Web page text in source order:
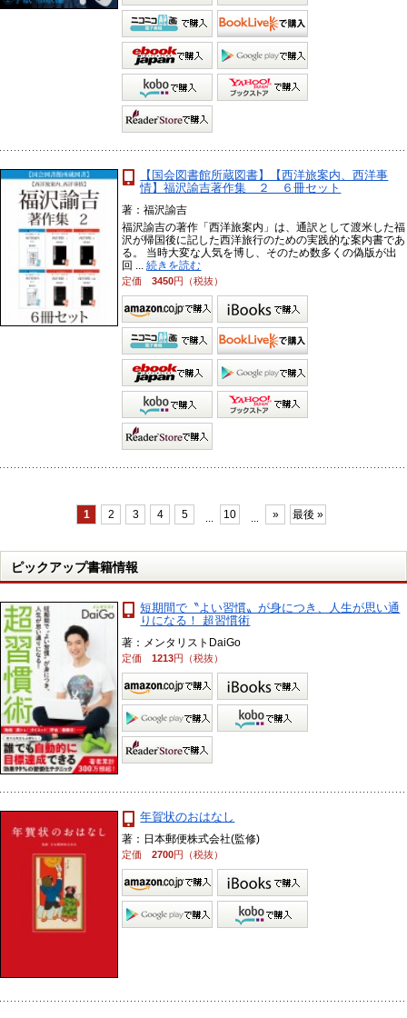
【国会図書館所蔵図書】【西洋旅案内、西洋事
情】福沢諭吉著作集 ２ ６冊セット
著：福沢諭吉
福沢諭吉の著作「西洋旅案内」は、通訳として渡米した福
沢が帰国後に記した西洋旅行のための実践的な案内書であ
る。 当時大変な人気を博し、そのため数多くの偽版が出
回 ...続きを読む
定価3450円（税抜）
1 2 3 4 5 10 » 最後 »
ピックアップ書籍情報
短期間で〝よい習慣〟が身につき、人生が思い通
りになる！ 超習慣術
著：メンタリストDaiGo
定価1213円（税抜）
年賀状のおはなし
著：日本郵便株式会社(監修)
定価2700円（税抜）